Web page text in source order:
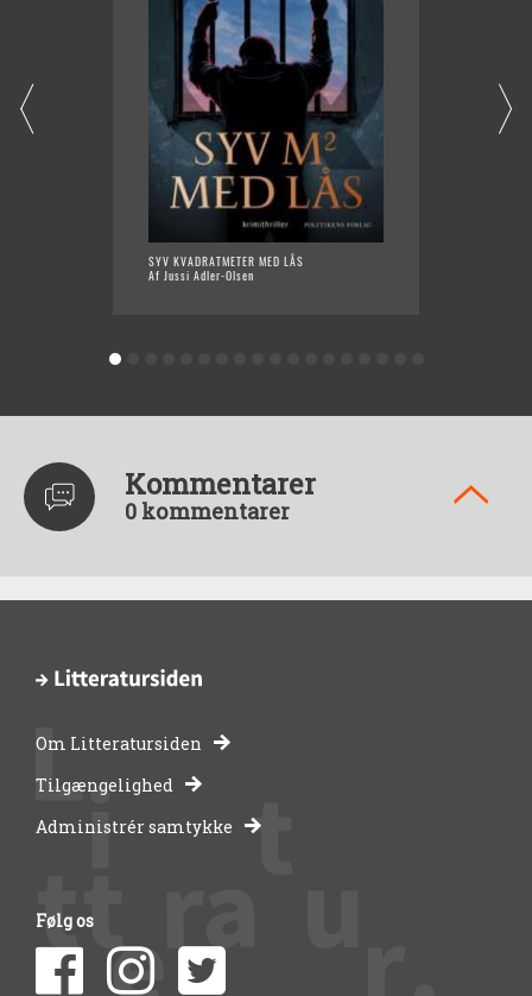
SYV KVADRATMETER MED LÅS
Af Jussi Adler-Olsen
Kommentarer
0 kommentarer
-
bibliotekernes
side
om
Om Litteratursiden
Tilgængelighed
Administrér samtykke
Følg os